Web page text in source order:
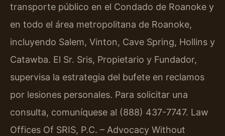
transporte público en el Condado de Roanoke y
en todo el área metropolitana de Roanoke,
incluyendo Salem, Vinton, Cave Spring, Hollins y
Catawba. El Sr. Sris, Propietario y Fundador,
supervisa la estrategia del bufete en reclamos
por lesiones personales. Para solicitar una
consulta, comuníquese al (888) 437-7747. Law
Offices Of SRIS, P.C. – Advocacy Without